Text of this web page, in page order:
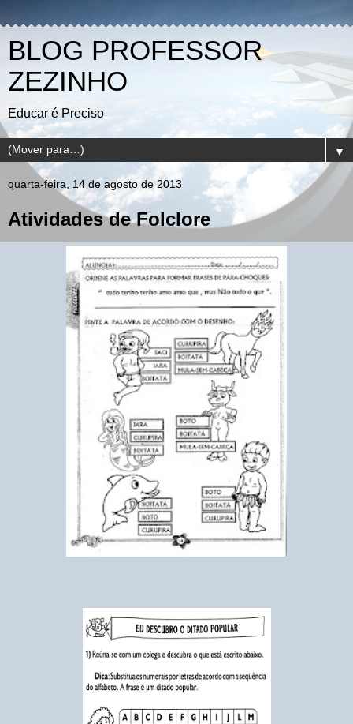
BLOG PROFESSOR
ZEZINHO
Educar é Preciso
▼
quarta-feira, 14 de agosto de 2013
Atividades de Folclore